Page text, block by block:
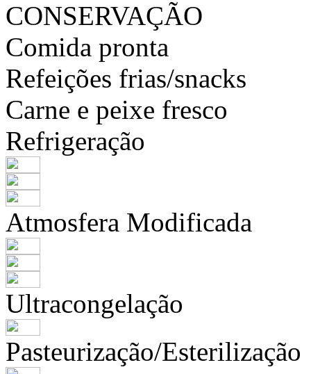
CONSERVAÇÃO
Comida pronta
Refeições frias/snacks
Carne e peixe fresco
Refrigeração
Atmosfera Modificada
Ultracongelação
Pasteurização/Esterilização